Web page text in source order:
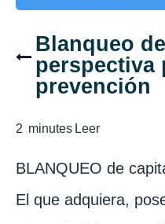
Blanqueo
perspectiva
prevención
2 minutes Leer
BLANQUEO de
El que adquiera,